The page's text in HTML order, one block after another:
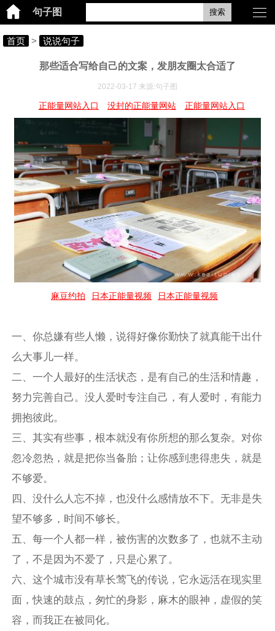
句子图 搜索
首页 > 说说句子
那些适合写给自己的文案，发朋友圈太合适了
2022-03-17 来源:句子图
正能量网站入口 没封的正能量网站 正能量网站入口
麻豆约拍 日本正能量视频 日本正能量视频
一、你总嫌有些人懒，说得好像你勤快了就真能干出什
么大事儿一样。
二、一个人最好的生活状态，是有自己的生活和情趣，
努力完善自己。没人爱时专注自己，有人爱时，有能力
拥抱彼此。
三、其实有些事，根本就没有你所想的那么复杂。对你
忽冷忽热，就是把你当备胎；让你感到患得患失，就是
不够爱。
四、没什么人忘不掉，也没什么感情放不下。无非是失
望不够多，时间不够长。
五、每一个人都一样，被伤害的次数多了，也就不主动
了，不是因为不爱了，只是心累了。
六、这个城市没有草长莺飞的传说，它永远活在现实里
面，快速的鼓点，匆忙的身影，麻木的眼神，虚假的笑
容，而我正在被同化。